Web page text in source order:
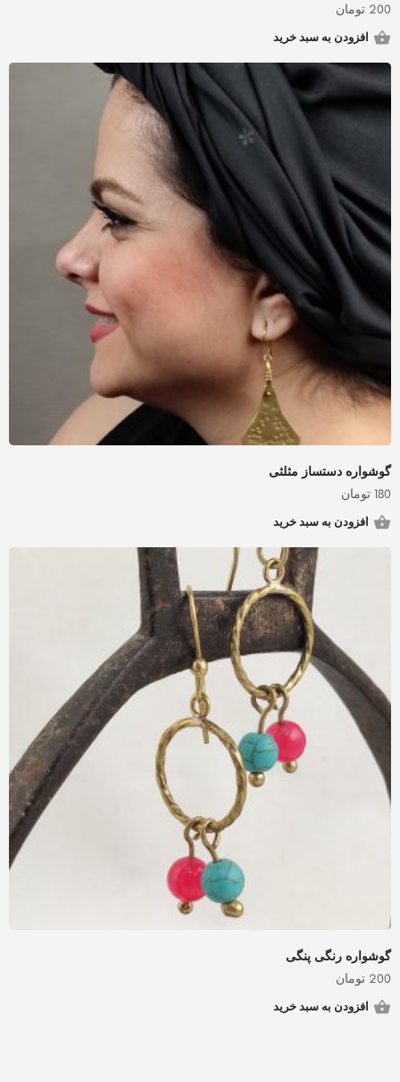
200 تومان
افزودن به سبد خرید
گوشواره دستساز مثلثی
180 تومان
افزودن به سبد خرید
گوشواره رنگی پنگی
200 تومان
افزودن به سبد خرید